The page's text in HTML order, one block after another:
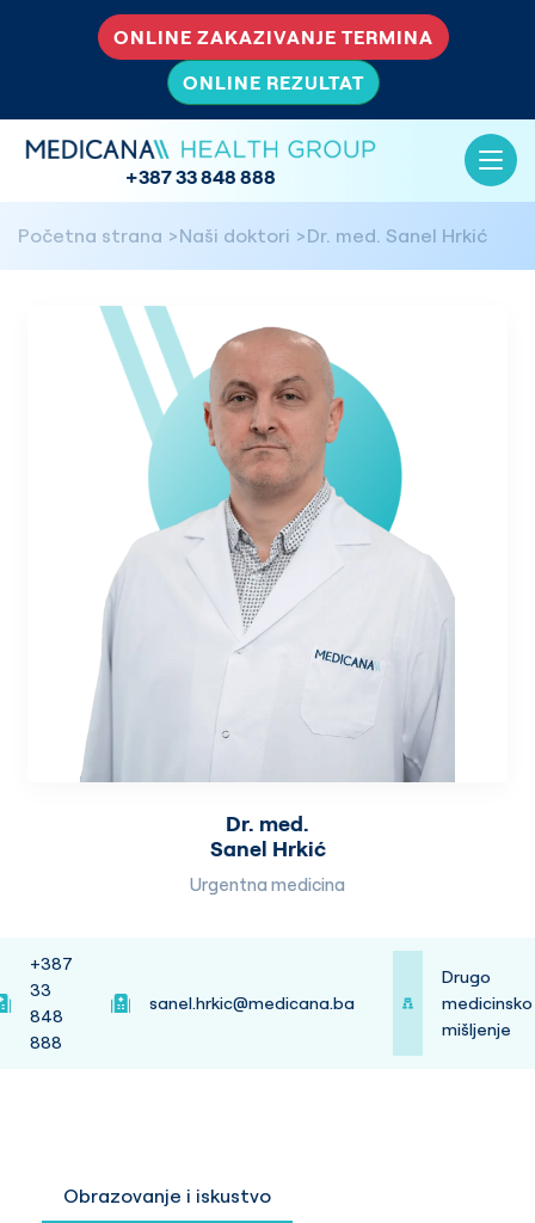
ONLINE ZAKAZIVANJE TERMINA
ONLINE REZULTAT
+387 33 848 888
Početna strana Naši doktori Dr. med. Sanel Hrkić
Dr. med.
Sanel Hrkić
Urgentna medicina
+387
33
848
888
sanel.hrkic@medicana.ba
Drugo
medicinsko
mišljenje
Obrazovanje i iskustvo